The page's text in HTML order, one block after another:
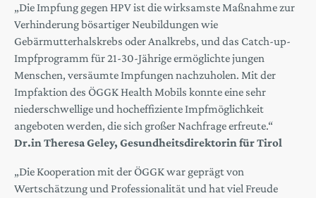
„Die Impfung gegen HPV ist die wirksamste Maßnahme zur
Verhinderung bösartiger Neubildungen wie
Gebärmutterhalskrebs oder Analkrebs, und das Catch-up-
Impfprogramm für 21-30-Jährige ermöglichte jungen
Menschen, versäumte Impfungen nachzuholen. Mit der
Impfaktion des ÖGGK Health Mobils konnte eine sehr
niederschwellige und hocheffiziente Impfmöglichkeit
angeboten werden, die sich großer Nachfrage erfreute.“
Dr.in Theresa Geley, Gesundheitsdirektorin für Tirol
„Die Kooperation mit der ÖGGK war geprägt von
Wertschätzung und Professionalität und hat viel Freude